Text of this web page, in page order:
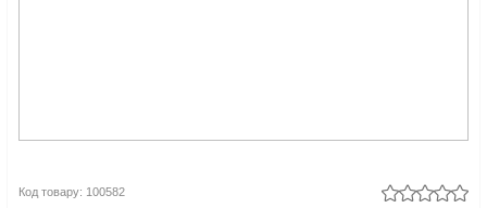
Код товару: 100582